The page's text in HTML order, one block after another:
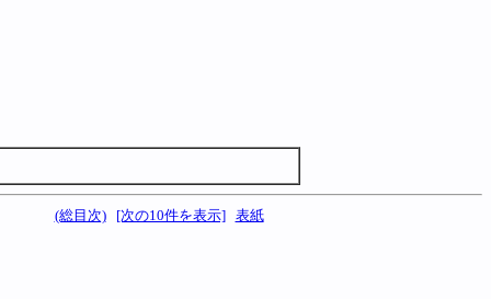
(総目次) [次の10件を表示] 表紙